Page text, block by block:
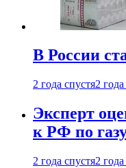
В России
2 года спустя2
Эксперт
к РФ по
2 года спустя2